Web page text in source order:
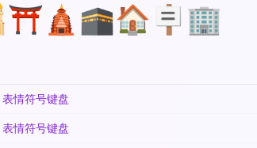
⛩️ 🛕 🕋🏠🪧🏢
表情符号键盘
表情符号键盘